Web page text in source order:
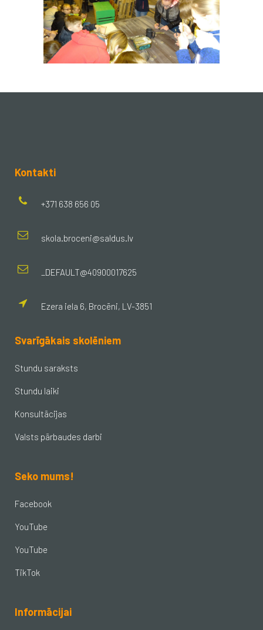
Kontakti
+371 638 656 05
skola.broceni@saldus.lv
_DEFAULT@40900017625
Ezera iela 6, Brocēni, LV-3851
Svarīgākais skolēniem
Stundu saraksts
Stundu laiki
Konsultācijas
Valsts pārbaudes darbi
Seko mums!
Facebook
YouTube
YouTube
TikTok
Informācijai